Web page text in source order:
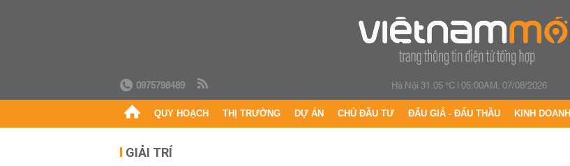
0975798489 Hà Nội 31.05 °C|05:00AM, 07/08/2026
QUY HOẠCH THỊ TRƯỜNG DỰ ÁN CHỦ ĐẦU TƯ ĐẤU GIÁ - ĐẤU THẦU KINH DOANH
GIẢI TRÍ